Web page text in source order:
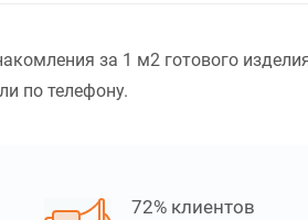
за 1 м2 готового
по телефону.
72% клиентов